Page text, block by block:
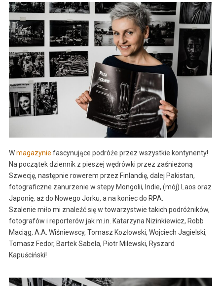
Wmagazynie fascynujące podróże przez wszystkie kontynenty!
Na początek dziennik z pieszej wędrówki przez zaśnieżoną
Szwecję, następnie rowerem przez Finlandię, dalej Pakistan,
fotograficzne zanurzenie w stepy Mongolii, Indie, (mój) Laos oraz
Japonię, aż do Nowego Jorku, a na koniec do RPA.
Szalenie miło mi znaleźć się w towarzystwie takich podróżników,
fotografów i reporterów jak m.in. Katarzyna Nizinkiewicz, Robb
Maciąg, A.A. Wiśniewscy, Tomasz Kozłowski, Wojciech Jagielski,
Tomasz Fedor, Bartek Sabela, Piotr Milewski, Ryszard
Kapuściński!